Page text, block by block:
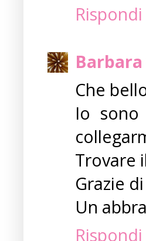
Rispondi
Barbara
Che
Io
Trovare
Grazie
Un
Rispondi